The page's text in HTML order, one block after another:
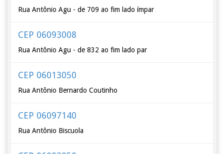
Rua Antônio Agu - de 709 ao fim lado ímpar
CEP 06093008
Rua Antônio Agu - de 832 ao fim lado par
CEP 06013050
Rua Antônio Bernardo Coutinho
CEP 06097140
Rua Antônio Biscuola